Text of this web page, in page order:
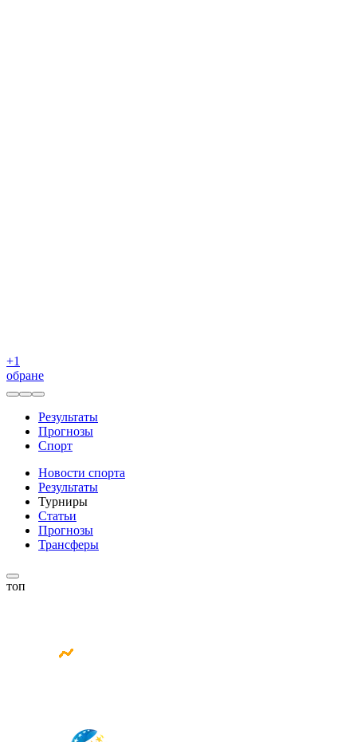
+1
обране
Результаты
Прогнозы
Спорт
Новости спорта
Результаты
Турниры
Статьи
Прогнозы
Трансферы
топ